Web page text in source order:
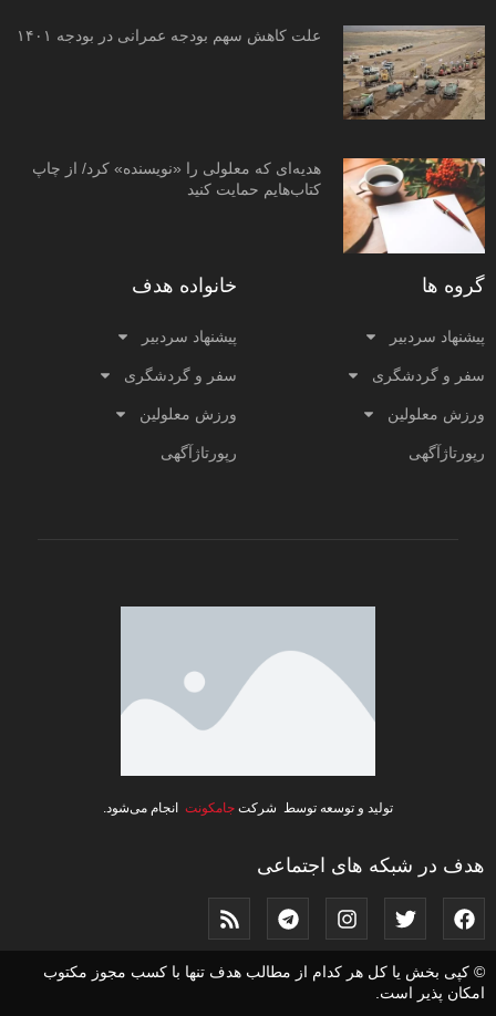
علت کاهش سهم بودجه عمرانی در بودجه ۱۴۰۱
هدیه‌ای که معلولی را «نویسنده» کرد/ از چاپ
کتاب‌هایم حمایت کنید
گروه ها
پیشنهاد سردبیر
سفر و گردشگری
ورزش معلولین
رپورتاژآگهی
خانواده هدف
پیشنهاد سردبیر
سفر و گردشگری
ورزش معلولین
رپورتاژآگهی
تولید و توسعه توسط شرکت جامکونت انجام می‌شود.
هدف در شبکه های اجتماعی
© کپی بخش یا کل هر کدام از مطالب هدف تنها با کسب مجوز مکتوب
امکان پذیر است.